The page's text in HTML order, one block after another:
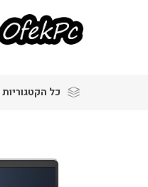
כל הקטגוריות